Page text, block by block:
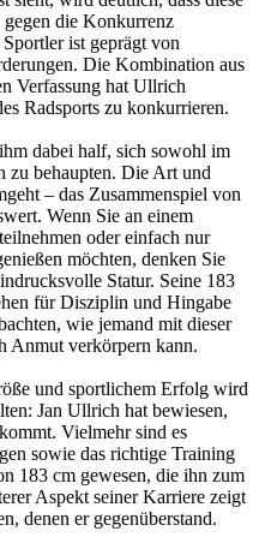
die Konkurrenz
ist geprägt von
Die Kombination aus
Verfassung hat Ullrich
Radsports zu konkurrieren.
dabei half, sich sowohl im
zu behaupten. Die Art und
– das Zusammenspiel von
Wenn Sie an einem
oder einfach nur
möchten, denken Sie
Statur. Seine 183
für Disziplin und Hingabe
wie jemand mit dieser
Anmut verkörpern kann.
und sportlichem Erfolg wird
Jan Ullrich hat bewiesen,
Vielmehr sind es
sowie das richtige Training
183 cm gewesen, die ihn zum
Aspekt seiner Karriere zeigt
denen er gegenüberstand.